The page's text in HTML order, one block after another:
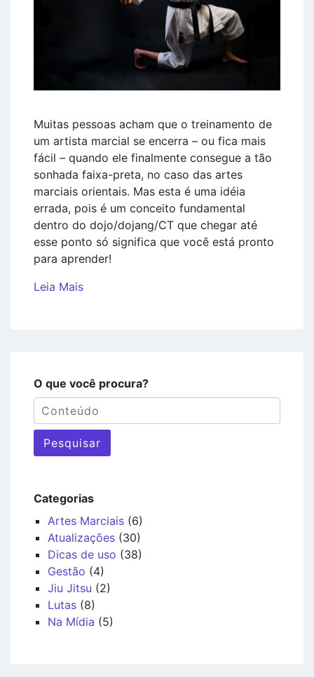
Muitas pessoas acham que o treinamento de
um artista marcial se encerra – ou fica mais
fácil – quando ele finalmente consegue a tão
sonhada faixa-preta, no caso das artes
marciais orientais. Mas esta é uma idéia
errada, pois é um conceito fundamental
dentro do dojo/dojang/CT que chegar até
esse ponto só significa que você está pronto
para aprender!
Leia Mais
O que você procura?
Pesquisar
Categorias
Artes Marciais (6)
Atualizações (30)
Dicas de uso (38)
Gestão (4)
Jiu Jitsu (2)
Lutas (8)
Na Mídia (5)